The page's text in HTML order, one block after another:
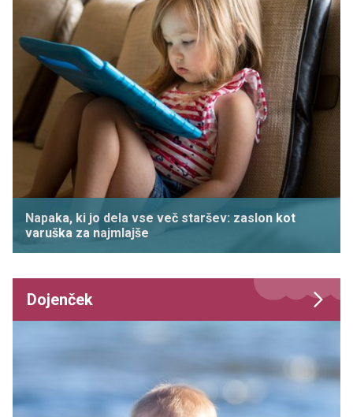
Napaka, ki jo dela vse več staršev: zaslon kot
varuška za najmlajše
Dojenček